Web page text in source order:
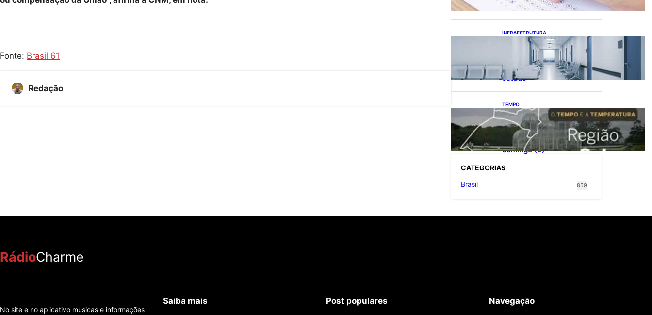
Fonte: Brasil 61
Redação
INFRAESTRUTURA
Bahia pode economizar
mais de R$ 1 bilhão na
saúde com universalização
do saneamento, aponta
estudo
TEMPO
O TEMPO E A
TEMPERATURA: Sul terá
chuva, frio e possibilidade
de trovoadas neste
domingo (9)
CATEGORIAS
Brasil
859
RádioCharme
No site e no aplicativo musicas e informações
Saiba mais Post populares Navegação